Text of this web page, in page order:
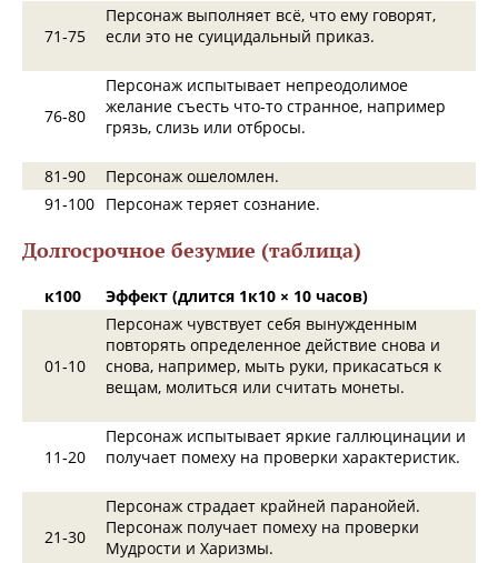
71‑75
Персонаж выполняет всё, что ему говорят,
если это не суицидальный приказ.
76‑80
Персонаж испытывает непреодолимое
желание съесть что-то странное, например
грязь, слизь или отбросы.
81‑90
Персонаж ошеломлен.
91‑100 Персонаж теряет сознание.
Долгосрочное безумие (таблица)
к100 Эффект (длится 1к10 × 10 часов)
01‑10
Персонаж чувствует себя вынужденным
повторять определенное действие снова и
снова, например, мыть руки, прикасаться к
вещам, молиться или считать монеты.
11‑20
Персонаж испытывает яркие галлюцинации и
получает помеху на проверки характеристик.
21‑30
Персонаж страдает крайней паранойей.
Персонаж получает помеху на проверки
Мудрости и Харизмы.